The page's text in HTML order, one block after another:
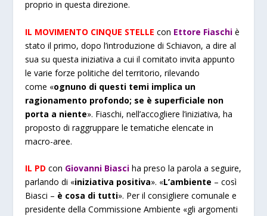
proprio in questa direzione.
IL MOVIMENTO CINQUE STELLEcon Ettore Fiaschiè
stato il primo, dopo l’introduzione di Schiavon, a dire al
sua su questa iniziativa a cui il comitato invita appunto
le varie forze politiche del territorio, rilevando
come «ognuno di questi temi implica un
ragionamento profondo; se è superficiale non
porta a niente». Fiaschi, nell’accogliere l’iniziativa, ha
proposto di raggruppare le tematiche elencate in
macro-aree.
IL PD con Giovanni Biasciha preso la parola a seguire,
parlando di «iniziativa positiva». «L’ambiente – così
Biasci – è cosa di tutti». Per il consigliere comunale e
presidente della Commissione Ambiente «gli argomenti